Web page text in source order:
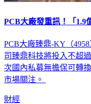
PCB大廠發重訊！「1.9
PCB大廠臻鼎-KY（
司臻鼎科技將投入不超
次國內私募無擔保可轉
市場關注。
財經